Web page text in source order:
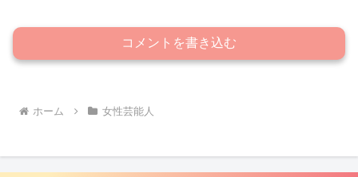
コメントを書き込む
ホーム 女性芸能人